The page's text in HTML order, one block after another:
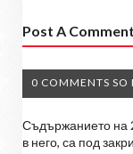
Post A
0 COMMENTS SO
Съдържанието на
в него, са под